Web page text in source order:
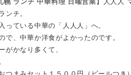
幌 ランチ 中華料理 日曜営業】 人人人
ンチ。
っている中華の「人人人」へ。
で、中華か洋食がよかったのです。
がかなり多くて、